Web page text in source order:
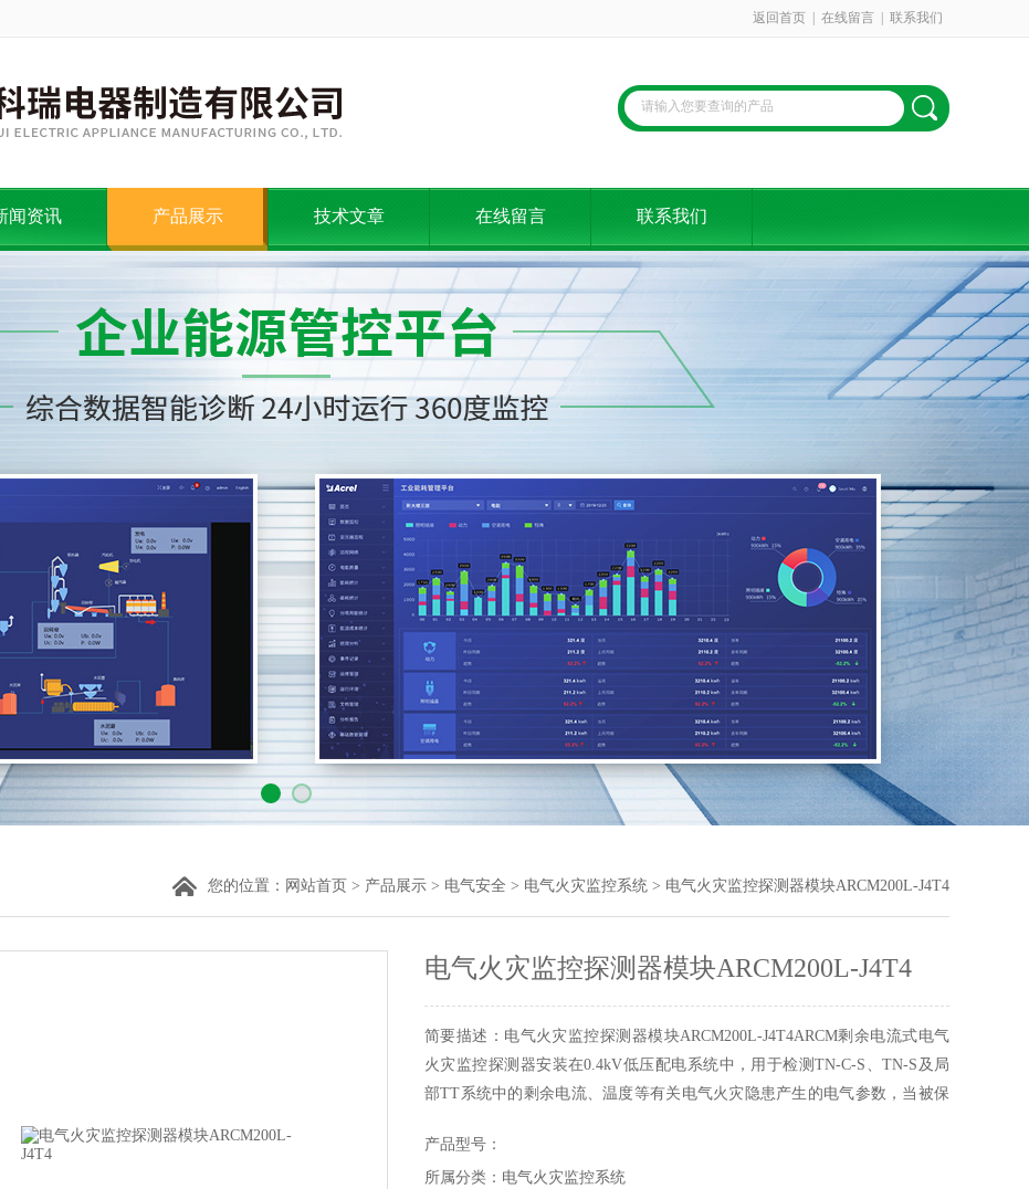
返回首页 在线留言 联系我们
闻资讯 产品展示 技术文章 在线留言 联系我们
您的位置： 网站首页 > 产品展示 > 电气安全 > 电气火灾监控系统 > 电气火灾监控探测器模块ARCM200L-J4T4
电气火灾监控探测器模块ARCM200L-J4T4
简要描述：电气火灾监控探测器模块ARCM200L-J4T4ARCM剩余电流式电气
火灾监控探测器安装在0.4kV低压配电系统中，用于检测TN-C-S、TN-S及局
部TT系统中的剩余电流、温度等有关电气火灾隐患产生的电气参数，当被保
除剩余电流引起的电气火灾隐患。产品采用RS485总线进行通讯，可以与其他
报警器、监控单元或监控主机联合组成火灾监控
产品型号：
所属分类：电气火灾监控系统